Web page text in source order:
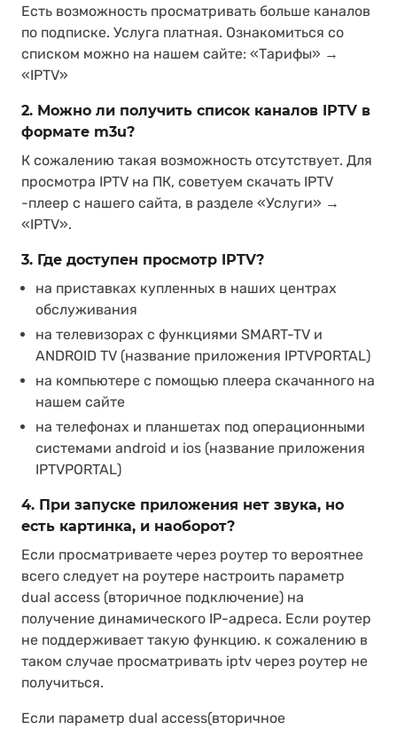
Есть возможность просматривать больше каналов
по подписке. Услуга платная. Ознакомиться со
списком можно на нашем сайте: «Тарифы» →
«IPTV»
2. Можно ли получить список каналов IPTV в
формате m3u?
К сожалению такая возможность отсутствует. Для
просмотра IPTV на ПК, советуем скачать IPTV
-плеер с нашего сайта, в разделе «Услуги» →
«IPTV».
3. Где доступен просмотр IPTV?
на приставках купленных в наших центрах
обслуживания
на телевизорах с функциями SMART-TV и
ANDROID TV (название приложения IPTVPORTAL)
на компьютере с помощью плеера скачанного на
нашем сайте
на телефонах и планшетах под операционными
системами android и ios (название приложения
IPTVPORTAL)
4. При запуске приложения нет звука, но
есть картинка, и наоборот?
Если просматриваете через роутер то вероятнее
всего следует на роутере настроить параметр
dual access (вторичное подключение) на
получение динамического IP-адреса. Если роутер
не поддерживает такую функцию. к сожалению в
таком случае просматривать iptv через роутер не
получиться.
Если параметр dual access(вторичное